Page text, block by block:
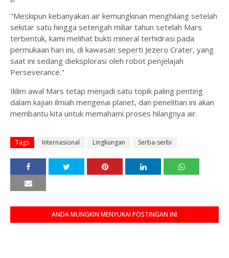
"Meskipun kebanyakan air kemungkinan menghilang setelah
sekitar satu hingga setengah miliar tahun setelah Mars
terbentuk, kami melihat bukti mineral terhidrasi pada
permukaan hari ini, di kawasan seperti Jezero Crater, yang
saat ini sedang dieksplorasi oleh robot penjelajah
Perseverance."
Iklim awal Mars tetap menjadi satu topik paling penting
dalam kajian ilmiah mengenai planet, dan penelitian ini akan
membantu kita untuk memahami proses hilangnya air.
Tags Internasional Lingkungan Serba-serbi
ANDA MUNGKIN MENYUKAI POSTINGAN INI